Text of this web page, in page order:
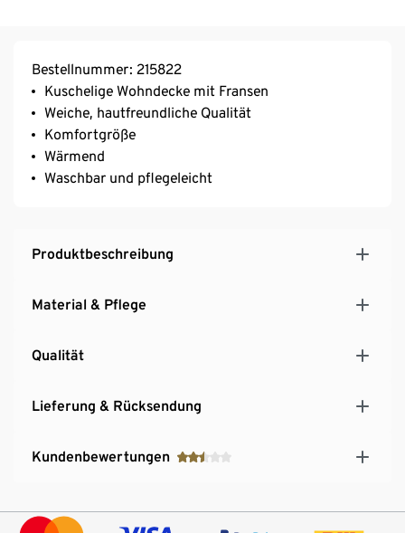
Bestellnummer: 215822
Kuschelige Wohndecke mit Fransen
Weiche, hautfreundliche Qualität
Komfortgröße
Wärmend
Waschbar und pflegeleicht
Produktbeschreibung
Material & Pflege
Qualität
Lieferung & Rücksendung
Kundenbewertungen